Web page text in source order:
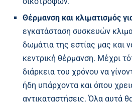
Θέρμανση και κλιματισμός
εγκατάσταση συσκευών
δωμάτια της εστίας μας και
κεντρική θέρμανση. Μέχρι
διάρκεια του χρόνου να
ήδη υπάρχοντα και όπου
αντικαταστήσεις. Όλα αυτά